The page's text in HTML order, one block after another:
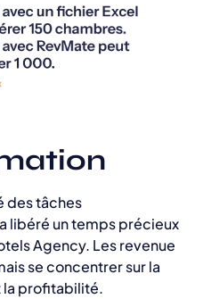
des tâches
libéré un temps précieux
Agency. Les revenue
se concentrer sur la
la profitabilité.